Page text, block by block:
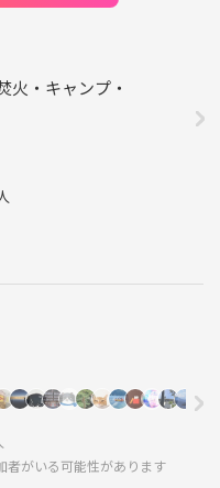
火・キャンプ・
者がいる可能性があります